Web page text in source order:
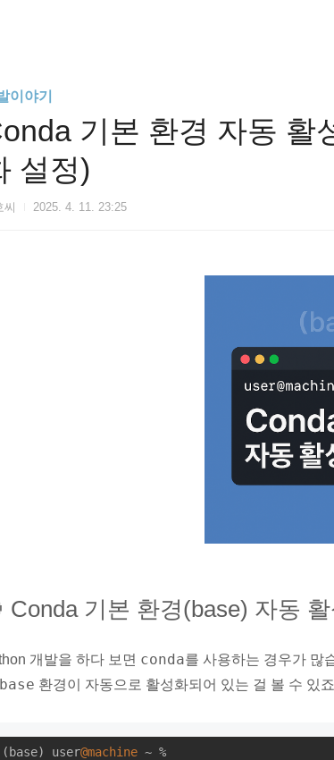
이야기
기본 환경 자동 활
설정)
2025. 4. 11. 23:25
Conda 기본 환경(base) 자동
개발을 하다 보면 conda를 사용하는 경우가 많
환경이 자동으로 활성화되어 있는 걸 볼 수 있
(base) user@machine ~ %